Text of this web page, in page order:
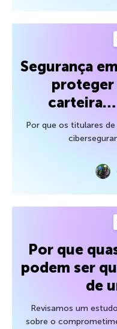
Segurança
proteger
carteira…
Por que os titulares
Por que
podem ser
de
Revisamos um
sobre o